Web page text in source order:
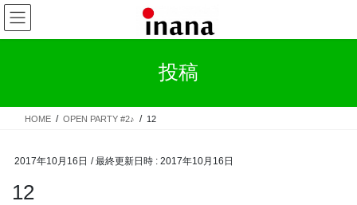
コ
ン
テ
ス
ナ
ビ
ゲ
ン
投稿
HOME OPEN PARTY #2♪ 12
2017年10月16日 / 最終更新日時 : 2017年10月16日
12